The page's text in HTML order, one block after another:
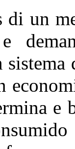
di un